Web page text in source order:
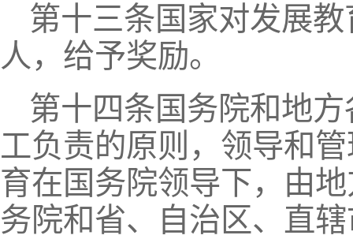
第十三条国家对发展
人，给予奖励。
第十四条国务院和地
工负责的原则，领导和
育在国务院领导下，由
务院和省、自治区、直